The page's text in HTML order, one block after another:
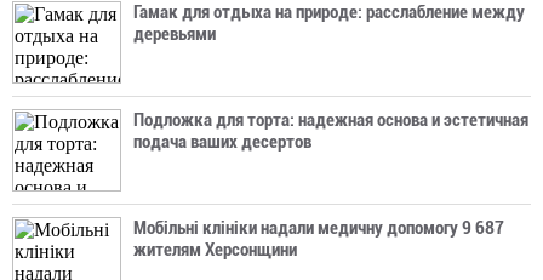
Гамак для отдыха на природе: расслабление между
деревьями
Подложка для торта: надежная основа и эстетичная
подача ваших десертов
Мобільні клініки надали медичну допомогу 9 687
жителям Херсонщини